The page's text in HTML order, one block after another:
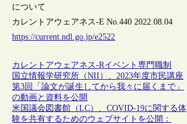
について
カレントアウェアネス-E No.440 2022.08.04
https://current.ndl.go.jp/e2522
カレントアウェアネス-Rイベント専門職制
国立情報学研究所（NII）、2023年度市民講座
第3回「論文が誕生してから我々に届くまで」
の動画と資料を公開
米国議会図書館（LC）、COVID-19に関する体
験を共有するためのウェブサイトを公開：